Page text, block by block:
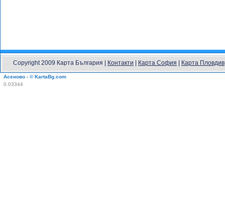
Copyright 2009 Карта България | Контакти Карта София Карта Пловдив
Асеново - © KartaBg.com
0.03344